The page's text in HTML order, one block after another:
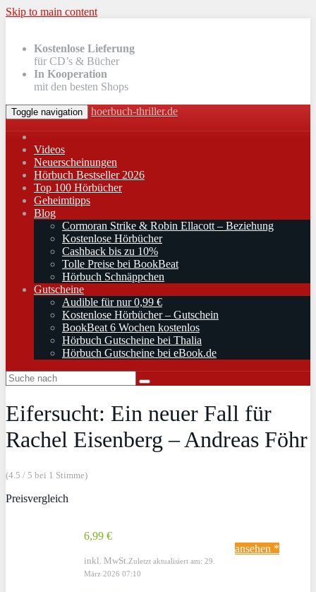
Skip to main content
Kostenlose Lieferung
für CD’s & Bücher
In Kooperation
mit den besten Shops
Toggle navigation hoerbuch-thriller.de
Videos
Neuerscheinungen
Hörbuch Bestseller 2026
Top 100 Hörbücher
Geheimtipps
Blog
Cormoran Strike & Robin Ellacott – Beziehung
Kostenlose Hörbücher
Cashback bis zu 10%
Tolle Preise bei BookBeat
Hörbuch Schnäppchen
Gutscheine
Audible für nur 0,99 €
Kostenlose Hörbücher – Gutschein
BookBeat 6 Wochen kostenlos
Hörbuch Gutscheine bei Thalia
Hörbuch Gutscheine bei eBook.de
Eifersucht: Ein neuer Fall für
Rachel Eisenberg – Andreas Föhr
(4.5 / 5 bei 1 Stimme)
Preisvergleich
6,99 €
inkl. MwSt. Zuletzt aktualisiert am: 29.
März 2026 07:10
ansehen *